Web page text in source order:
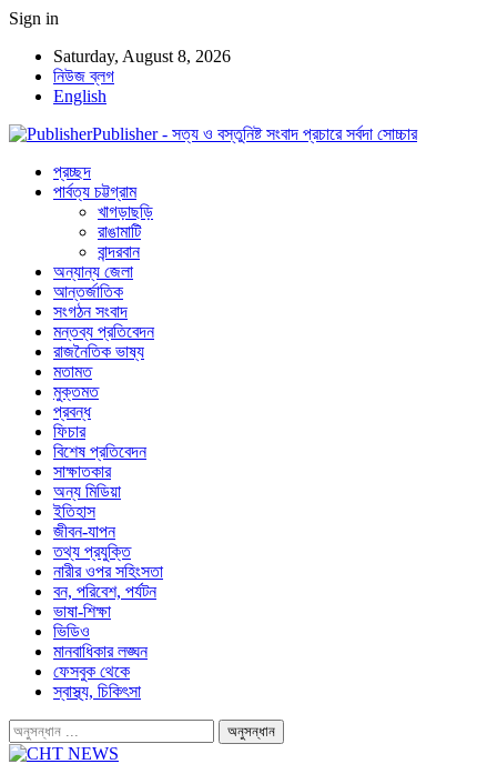
Sign in
Saturday, August 8, 2026
নিউজ ব্লগ
English
Publisher - সত্য ও বস্তুনিষ্ট সংবাদ প্রচারে সর্বদা সোচ্চার
প্রচ্ছদ
পার্বত্য চট্টগ্রাম
খাগড়াছড়ি
রাঙামাটি
বান্দরবান
অন্যান্য জেলা
আন্তর্জাতিক
সংগঠন সংবাদ
মন্তব্য প্রতিবেদন
রাজনৈতিক ভাষ্য
মতামত
মুক্তমত
প্রবন্ধ
ফিচার
বিশেষ প্রতিবেদন
সাক্ষাতকার
অন্য মিডিয়া
ইতিহাস
জীবন-যাপন
তথ্য প্রযুক্তি
নারীর ওপর সহিংসতা
বন, পরিবেশ, পর্যটন
ভাষা-শিক্ষা
ভিডিও
মানবাধিকার লঙ্ঘন
ফেসবুক থেকে
স্বাস্থ্য, চিকিৎসা